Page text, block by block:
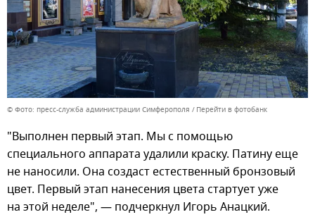
© Фото: пресс-служба администрации Симферополя Перейти в фотобанк
"Выполнен первый этап. Мы с помощью
специального аппарата удалили краску. Патину еще
не наносили. Она создаст естественный бронзовый
цвет. Первый этап нанесения цвета стартует уже
на этой неделе", — подчеркнул Игорь Анацкий.